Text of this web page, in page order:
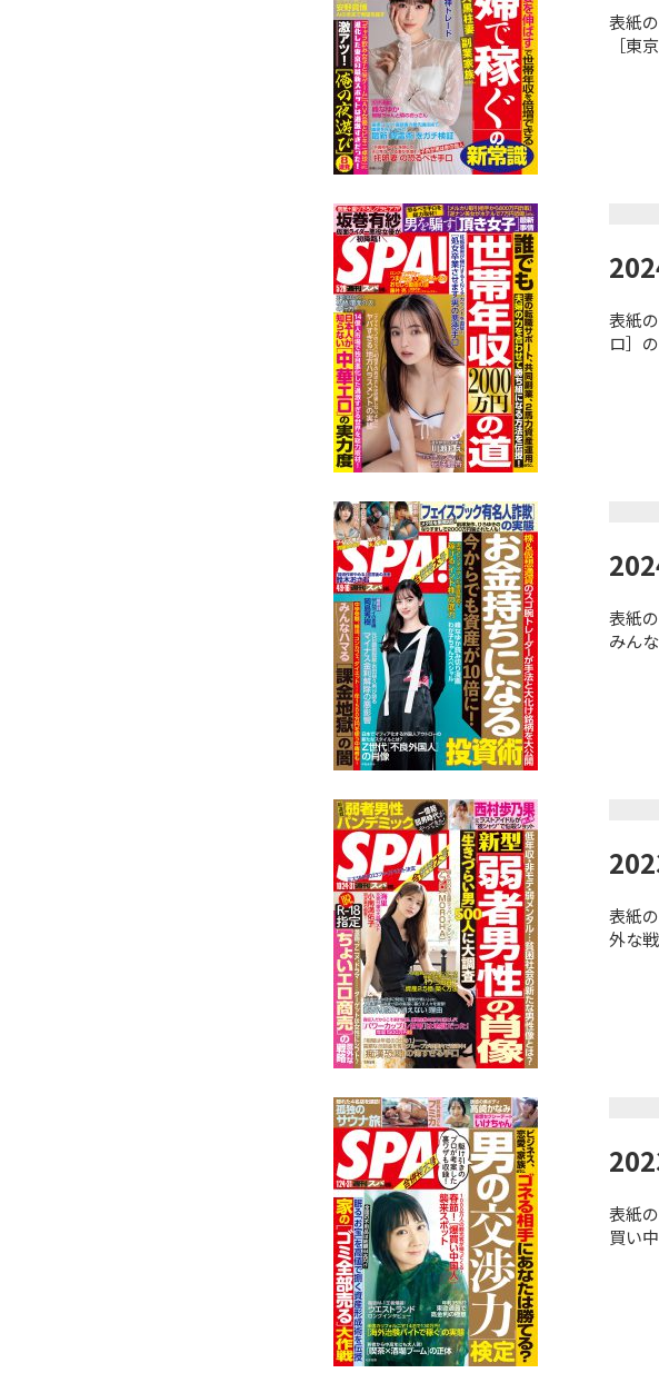
表紙
［東
表紙
ロ］
表紙
みん
表紙
外な
表紙
買い